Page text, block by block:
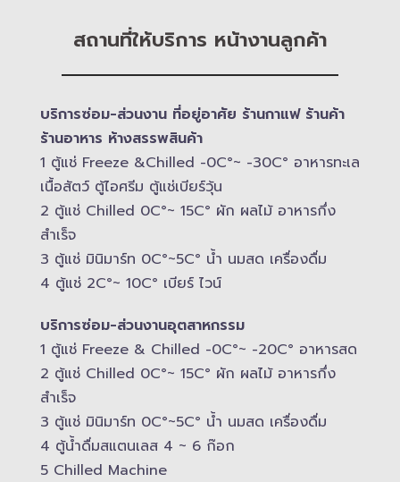
สถานที่ให้บริการ หน้างานลูกค้า
บริการซ่อม-​ส่วนงาน ที่อยู่อาศัย ร้านกาแฟ ร้านค้า
ร้านอาหาร ห้างสรรพสินค้า
1 ตู้แช่ Freeze &​Chilled -​0C°~ -​30C° อาหารทะเล
เนื้อสัตว์ ตู้ไอศรีม ตู้แช่เบียร์วุ้น
2 ตู้แช่ Chilled​ 0C°~ 15C° ผัก ผลไม้ อาหารกึ่ง
สำเร็จ
3 ตู้แช่​ มินิมาร์ท 0C°~5C° น้ำ นมสด เครื่องดื่ม
4 ตู้แช่ 2C°~ 10​C° เบียร์ ไวน์
บริการซ่อม-​ส่วนงานอุตสาหกรรม
1 ตู้แช่ Freeze &​ Chilled -​0C°~ -​20C° อาหารสด
2 ตู้แช่ Chilled​ 0C°~ 15C° ผัก ผลไม้ อาหารกึ่ง
สำเร็จ
3 ตู้แช่​ มินิมาร์ท 0C°~5C° น้ำ นมสด เครื่องดื่ม
4 ตู้น้ำดื่มสแตนเลส​ 4 ~ 6 ก๊อก
5 Chilled Mac​hine